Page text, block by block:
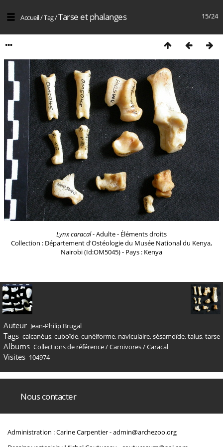
15/24
Accueil/Tag/Tarse et phalanges
Lynx caracal- Adulte - Éléments droits
Collection : Département d'Ostéologie du Musée National du Kenya,
Nairobi (Id:OM5045) - Pays : Kenya
Auteur Jean-Philip Brugal
Tags calcanéus,cuboïde,cunéiforme, naviculaire,sésamoïde,talus,tarse
Albums Collections de référence/Carnivores/Caracal
Visites 104974
Nous contacter
Administration : Carine Carpentier -admin@archezoo.org